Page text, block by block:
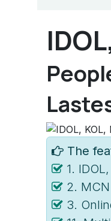
The
1.
2.
3.